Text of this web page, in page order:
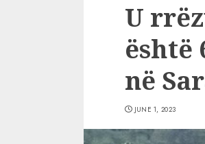
U
është
në
JUNE 1, 2023